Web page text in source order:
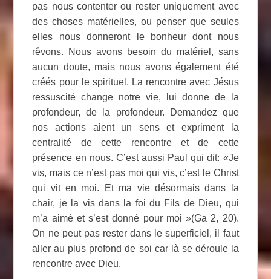
pas nous contenter ou rester uniquement avec
des choses matérielles, ou penser que seules
elles nous donneront le bonheur dont nous
rêvons. Nous avons besoin du matériel, sans
aucun doute, mais nous avons également été
créés pour le spirituel. La rencontre avec Jésus
ressuscité change notre vie, lui donne de la
profondeur, de la profondeur. Demandez que
nos actions aient un sens et expriment la
centralité de cette rencontre et de cette
présence en nous. C’est aussi Paul qui dit: «Je
vis, mais ce n’est pas moi qui vis, c’est le Christ
qui vit en moi. Et ma vie désormais dans la
chair, je la vis dans la foi du Fils de Dieu, qui
m’a aimé et s’est donné pour moi »(Ga 2, 20).
On ne peut pas rester dans le superficiel, il faut
aller au plus profond de soi car là se déroule la
rencontre avec Dieu.